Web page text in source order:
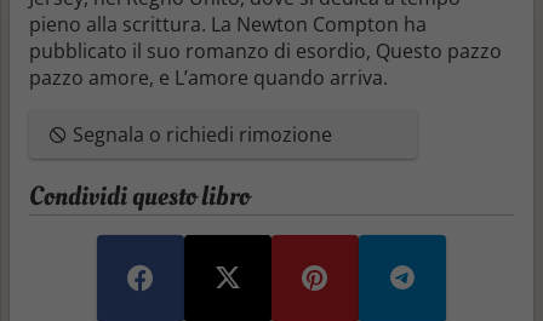
pieno alla scrittura. La Newton Compton ha
pubblicato il suo romanzo di esordio, Questo pazzo
pazzo amore, e L’amore quando arriva.
Segnala o richiedi rimozione
Condividi questo libro